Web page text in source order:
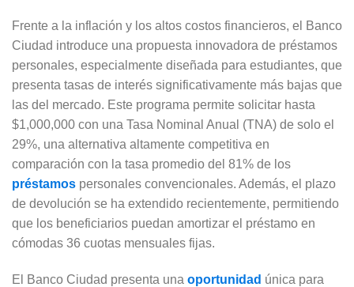
Frente a la inflación y los altos costos financieros, el Banco
Ciudad introduce una propuesta innovadora de préstamos
personales, especialmente diseñada para estudiantes, que
presenta tasas de interés significativamente más bajas que
las del mercado. Este programa permite solicitar hasta
$1,000,000 con una Tasa Nominal Anual (TNA) de solo el
29%, una alternativa altamente competitiva en
comparación con la tasa promedio del 81% de los
préstamos personales convencionales. Además, el plazo
de devolución se ha extendido recientemente, permitiendo
que los beneficiarios puedan amortizar el préstamo en
cómodas 36 cuotas mensuales fijas.
El Banco Ciudad presenta una oportunidad única para